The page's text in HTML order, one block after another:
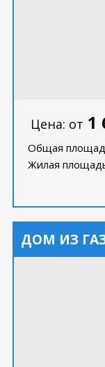
Цена: от 1
Общая
Жилая
ДОМ ИЗ